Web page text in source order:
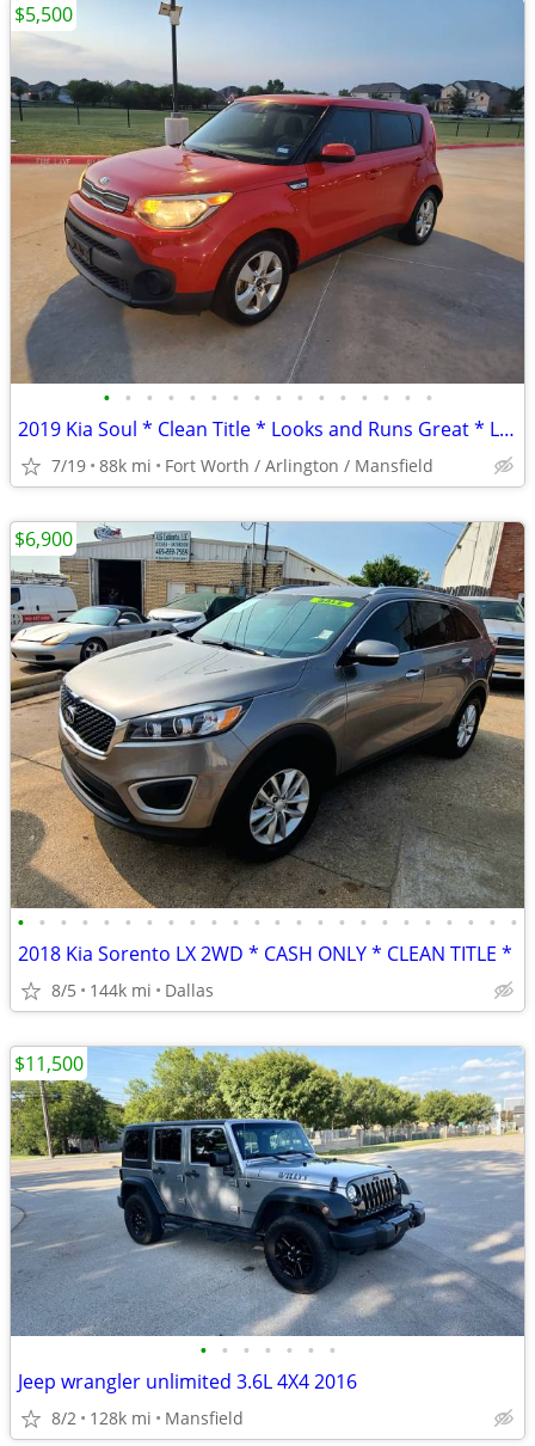
• • • • • • • • • • • • • • • •
2019 Kia Soul * Clean Title * Looks and Runs Great * LOW MILES
7/19 88k mi Fort Worth / Arlington / Mansfield
$5,500
• • • • • • • • • • • • • • • • • • • • • • • •
2018 Kia Sorento LX 2WD * CASH ONLY * CLEAN TITLE *
8/5 144k mi Dallas
$6,900
• • • • • • •
Jeep wrangler unlimited 3.6L 4X4 2016
8/2 128k mi Mansfield
$11,500